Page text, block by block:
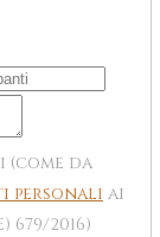
(come da
personali ai
2016)